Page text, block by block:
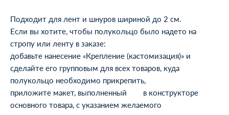
Подходит для лент и шнуров шириной до 2 см.
Если вы хотите, чтобы полукольцо было надето на
стропу или ленту в заказе:
добавьте нанесение «Крепление (кастомизация)» и
сделайте его групповым для всех товаров, куда
полукольцо необходимо прикрепить,
приложите макет, выполненный в конструкторе
основного товара, с указанием желаемого